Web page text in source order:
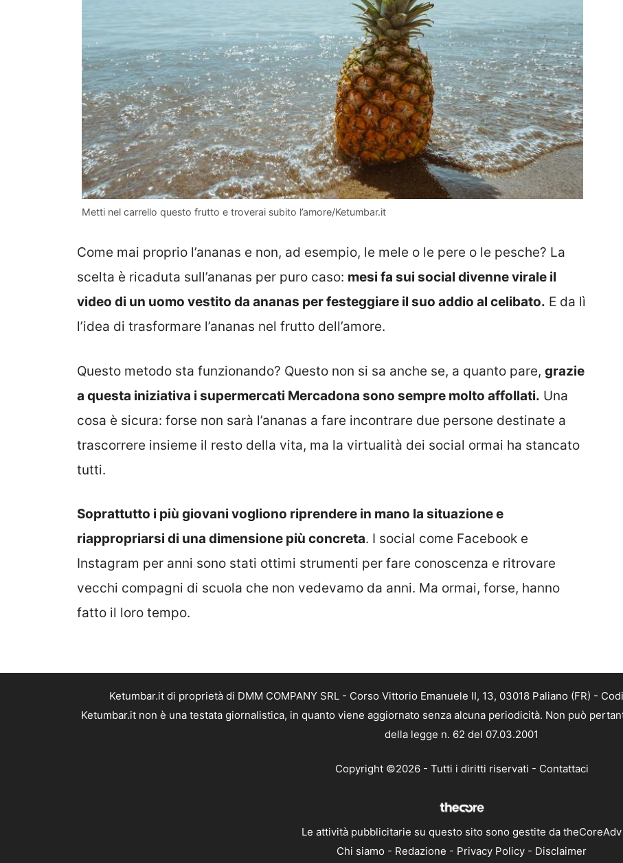
Metti nel carrello questo frutto e troverai subito l’amore/Ketumbar.it
Come mai proprio l’ananas e non, ad esempio, le mele o le pere o le pesche? La
scelta è ricaduta sull’ananas per puro caso: mesi fa sui social divenne virale il
video di un uomo vestito da ananas per festeggiare il suo addio al celibato. E da lì
l’idea di trasformare l’ananas nel frutto dell’amore.
Questo metodo sta funzionando? Questo non si sa anche se, a quanto pare, grazie
a questa iniziativa i supermercati Mercadona sono sempre molto affollati. Una
cosa è sicura: forse non sarà l’ananas a fare incontrare due persone destinate a
trascorrere insieme il resto della vita, ma la virtualità dei social ormai ha stancato
tutti.
Soprattutto i più giovani vogliono riprendere in mano la situazione e
riappropriarsi di una dimensione più concreta. I social come Facebook e
Instagram per anni sono stati ottimi strumenti per fare conoscenza e ritrovare
vecchi compagni di scuola che non vedevamo da anni. Ma ormai, forse, hanno
fatto il loro tempo.
Ketumbar.it di proprietà di DMM COMPANY SRL - Corso Vittorio Emanuele II, 13, 03018 Paliano (FR) -
Ketumbar.it non è una testata giornalistica, in quanto viene aggiornato senza alcuna periodicità. Non può
della legge n. 62 del 07.03.2001
Copyright ©2026 - Tutti i diritti riservati - Contattaci
Le attività pubblicitarie su questo sito sono gestite da theCoreAdv
Chi siamo - Redazione - Privacy Policy - Disclaimer